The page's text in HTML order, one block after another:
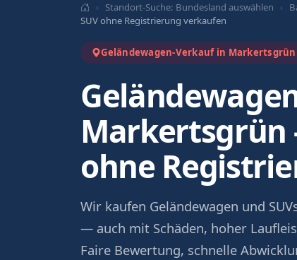
› Standort-Suche: Bundesland auswählen ›
SUV ohne Registrierung verkaufen
Geländewagen-Verkauf in
Markertsgrün
ohne
Wir kaufen Geländewagen und
— auch mit Schäden, hoher
Faire Bewertung, schnelle